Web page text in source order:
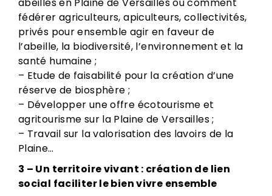
fédérer agriculteurs, apiculteurs, collectivités,
privés pour ensemble agir en faveur de
l’abeille, la biodiversité, l’environnement et la
santé humaine ;
– Etude de faisabilité pour la création d’une
réserve de biosphère ;
– Développer une offre écotourisme et
agritourisme sur la Plaine de Versailles ;
– Travail sur la valorisation des lavoirs de la
Plaine…
3 – Un territoire vivant : création de lien
social faciliter le bien vivre ensemble